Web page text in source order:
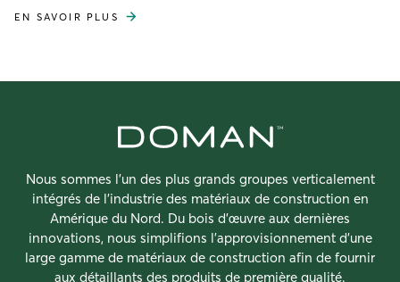
EN SAVOIR PLUS
Nous sommes l’un des plus grands groupes verticalement
intégrés de l’industrie des matériaux de construction en
Amérique du Nord. Du bois d’œuvre aux dernières
innovations, nous simplifions l’approvisionnement d’une
large gamme de matériaux de construction afin de fournir
aux détaillants des produits de première qualité.